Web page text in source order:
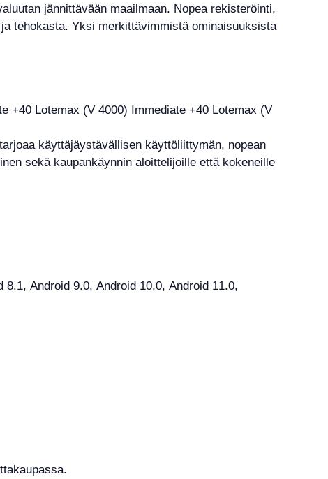
jännittävään maailmaan. Nopea rekisteröinti,
tehokasta. Yksi merkittävimmistä ominaisuuksista
käyttäjäystävällisen käyttöliittymän, nopean
sekä kaupankäynnin aloittelijoille että kokeneille
Android 9.0, Android 10.0, Android 11.0,